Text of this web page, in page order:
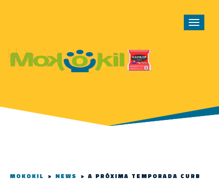
Toggle
MOKOKIL > NEWS > A PRÓXIMA TEMPORADA CURB